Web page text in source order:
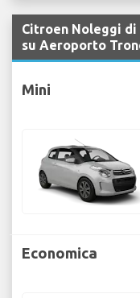
Citroen Noleggi
su Aeroporto
Mini
Economica